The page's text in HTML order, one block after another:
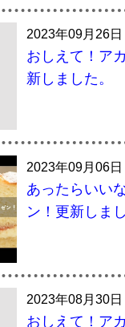
2023年09月26日
おしえて！ア
新しました。
2023年09月06日
あったらいい
ン！更新しま
2023年08月30日
おしえて！ア